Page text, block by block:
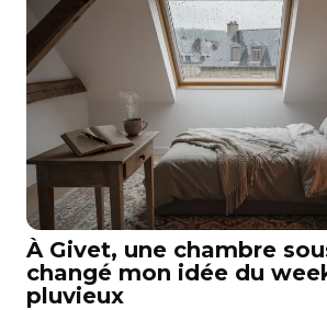
À Givet, une chambre
changé mon idée du
pluvieux